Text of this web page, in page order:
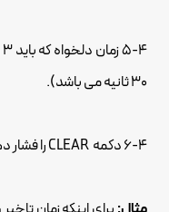
30 ثانیه می باشد).
6-4 دکمه CLEAR را فشار دهید.